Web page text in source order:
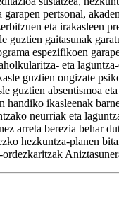
pertsonal,
eta irakasleen
guztien gaitasunak
espezifikoen
eta
guztien ongizate
guztien absentismoa
ikasleenak
neurriak eta
arreta berezia behar
hezkuntza-planen